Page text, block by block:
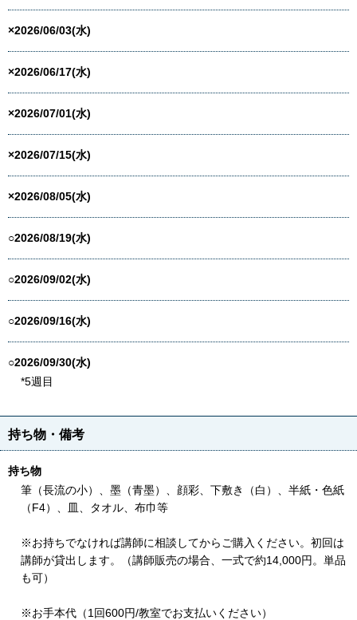
×2026/06/03(水)
×2026/06/17(水)
×2026/07/01(水)
×2026/07/15(水)
×2026/08/05(水)
○2026/08/19(水)
○2026/09/02(水)
○2026/09/16(水)
○2026/09/30(水)
*5週目
持ち物・備考
持ち物
筆（長流の小）、墨（青墨）、顔彩、下敷き（白）、半紙・色紙
（F4）、皿、タオル、布巾等
※お持ちでなければ講師に相談してからご購入ください。初回は
講師が貸出します。（講師販売の場合、一式で約14,000円。単品
も可）
※お手本代（1回600円/教室でお支払いください）